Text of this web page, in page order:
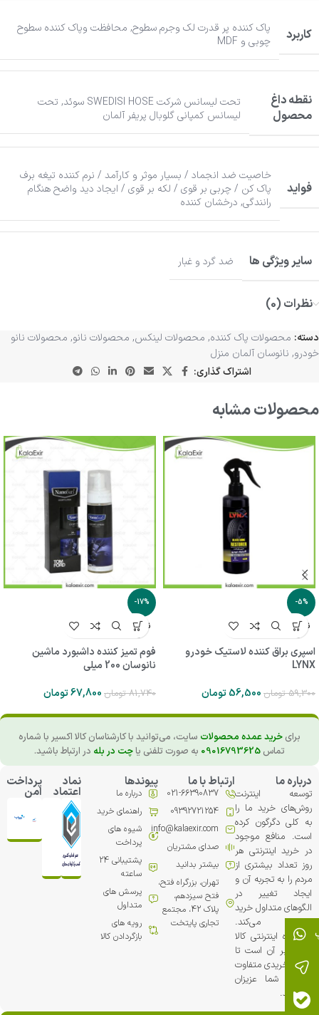
کاربرد پاک کننده پر قدرت لک وجرم سطوح, محافظت وپاک کننده سطوح
چوبی و MDF
نقطه داغ
محصول
تحت لیسانس شرکت SWEDISI HOSE سوئد , تحت
لیسانس کمپانی گلوبال پریفر آلمان
فواید
خاصیت ضد انجماد / بسیار موثر و کارآمد / نرم کننده تیغه برف
پاک کن / چربی بر قوی / لکه بر قوی / ایجاد دید واضح هنگام
رانندگی, درخشان کننده
سایر ویژگی ها ضد گرد و غبار
نظرات (0)
دسته: محصولات پاک کننده, محصولات لینکس, محصولات نانو, محصولات نانو
خودرو, نانوسان آلمان منزل
اشتراک گذاری:
محصولات مشابه
-5%
ناموجو
د
اسپری براق کننده لاستیک خودرو
LYNX
59,300 تومان 56,500تومان
-17%
ناموجو
د
فوم تمیز کننده داشبورد ماشین
نانوسان 200 میلی
81,740 تومان 67,800تومان
برای خرید عمده محصولات سایت، می‌توانید با کارشناسان کالا اکسیر با شماره
تماس 09016793625 به صورت تلفنی یاچت در بله در ارتباط باشید.
درباره ما
توسعه اینترنت
روش‌های خرید ما را
به کلی دگرگون کرده
است. منافع موجود
در خرید اینترنتی هر
روز تعداد بیشتری از
مردم را به تجربه آن و
ایجاد تغییر در
الگوهای متداول خرید
ترغیب می‏‌کند.
فروشگاه اینترنتی کالا
اکسیر بر آن است تا
تجربه خریدی متفاوت
را برای شما عزیزان
خلق کند.
ارتباط با ما
021-66390837
09392721254
info@kalaexir.com
صدای مشتریان
بیشتر بدانید
تهران، بزرگراه فتح،
فتح سیزدهم،
پلاک 42، مجتمع
تجاري پایتخت
پیوندها
درباره ما
راهنمای خرید
شیوه های
پرداخت
پشتیبانی 24
ساعته
پرسش های
متداول
رویه های
بازگردادن کالا
نماد
اعتماد
پرداخت
امن